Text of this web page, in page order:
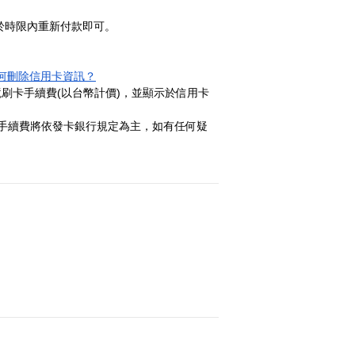
限內重新付款即可。
刪除信用卡資訊？
卡手續費(以台幣計價)，並顯示於信用卡
續費將依發卡銀行規定為主，如有任何疑